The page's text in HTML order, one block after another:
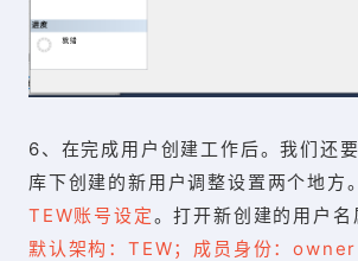
6、在完成用户创建工作后。我们还
库下创建的新用户调整设置两个地方
TEW账号设定。打开新创建的用户名
默认架构：TEW；成员身份：owner